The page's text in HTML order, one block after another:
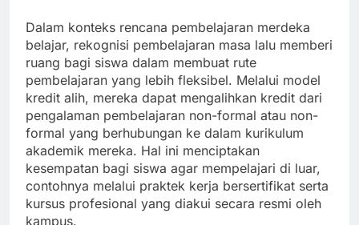
Dalam konteks rencana pembelajaran merdeka
belajar, rekognisi pembelajaran masa lalu memberi
ruang bagi siswa dalam membuat rute
pembelajaran yang lebih fleksibel. Melalui model
kredit alih, mereka dapat mengalihkan kredit dari
pengalaman pembelajaran non-formal atau non-
formal yang berhubungan ke dalam kurikulum
akademik mereka. Hal ini menciptakan
kesempatan bagi siswa agar mempelajari di luar,
contohnya melalui praktek kerja bersertifikat serta
kursus profesional yang diakui secara resmi oleh
kampus.